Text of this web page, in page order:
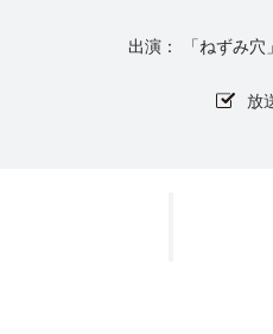
「ねずみ
放